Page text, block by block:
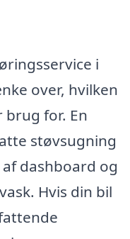
i
over, hvilken
for. En
støvsugning
dashboard og
Hvis din bil